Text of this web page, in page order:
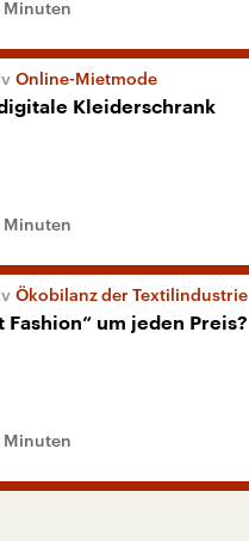
Minuten
Online-Mietmode
Kleiderschrank
Minuten
Ökobilanz der Textilindustrie
Fashion“ um jeden Preis?
Minuten